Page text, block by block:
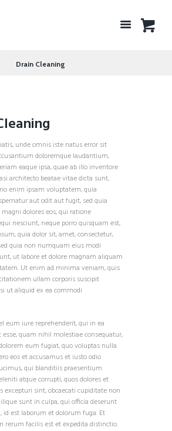
Drain Cleaning
unde omnis iste natus error sit
doloremque laudantium,
eaque ipsa, quae ab illo inventore
architecto beatae vitae dicta sunt,
enim ipsam voluptatem, quia
aut odit aut fugit, sed quia
dolores eos, qui ratione
nesciunt, neque porro quisquam est,
quia dolor sit, amet, consectetur,
quia non numquam eius modi
ut labore et dolore magnam aliquam
Ut enim ad minima veniam, quis
ullam corporis suscipit
ut aliquid ex ea commodi
eum iure reprehenderit, qui in ea
quam nihil molestiae consequatur,
eum fugiat, quo voluptas nulla
eos et accusamus et iusto odio
qui blanditiis praesentium
atque corrupti, quos dolores et
excepturi sint, obcaecati cupiditate non
sunt in culpa, qui officia deserunt
est laborum et dolorum fuga. Et
rerum facilis est et expedita distinctio.